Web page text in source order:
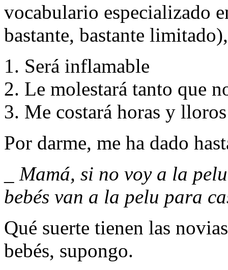
vocabulario especializado
bastante, bastante
Será inflamable
Le molestará tanto que
Me costará horas y
Por darme, me ha dado
_ Mamá, si no voy a la
bebés van a la pelu para
Qué suerte tienen las
bebés, supongo.